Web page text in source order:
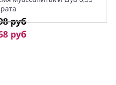
руб
руб